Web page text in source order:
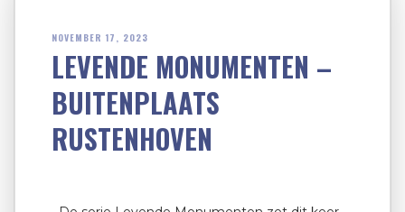
NOVEMBER 17, 2023
LEVENDE MONUMENTEN –
BUITENPLAATS
RUSTENHOVEN